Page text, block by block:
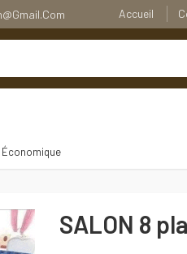
Accueil
Économique
SALON 8